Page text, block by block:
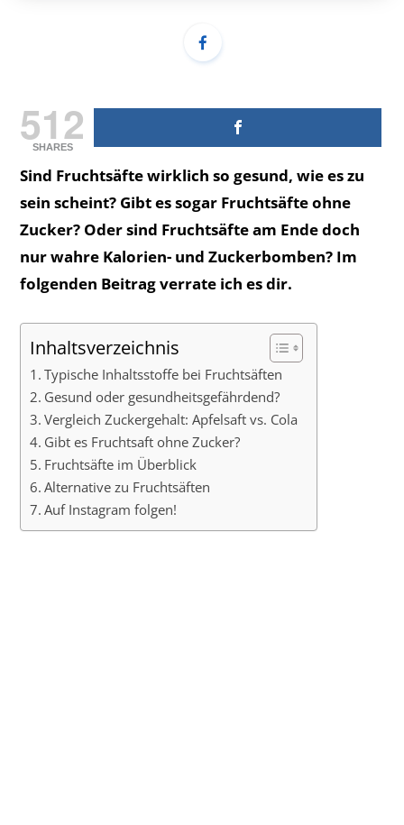
512
SHARES
Sind Fruchtsäfte wirklich so gesund, wie es zu
sein scheint? Gibt es sogar Fruchtsäfte ohne
Zucker? Oder sind Fruchtsäfte am Ende doch
nur wahre Kalorien- und Zuckerbomben? Im
folgenden Beitrag verrate ich es dir.
Inhaltsverzeichnis
Typische Inhaltsstoffe bei Fruchtsäften
Gesund oder gesundheitsgefährdend?
Vergleich Zuckergehalt: Apfelsaft vs. Cola
Gibt es Fruchtsaft ohne Zucker?
Fruchtsäfte im Überblick
Alternative zu Fruchtsäften
Auf Instagram folgen!